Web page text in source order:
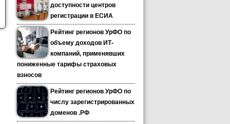
доступности центров
регистрации в ЕСИА
Рейтинг регионов УрФО по
объему доходов ИТ-
компаний, применявших
пониженные тарифы страховых
взносов
Рейтинг регионов УрФО по
числу зарегистрированных
доменов .РФ